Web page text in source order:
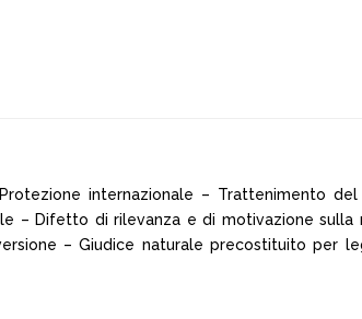
internazionale – Trattenimento
– Difetto di rilevanza e di motivazione
– Giudice naturale precostituito per